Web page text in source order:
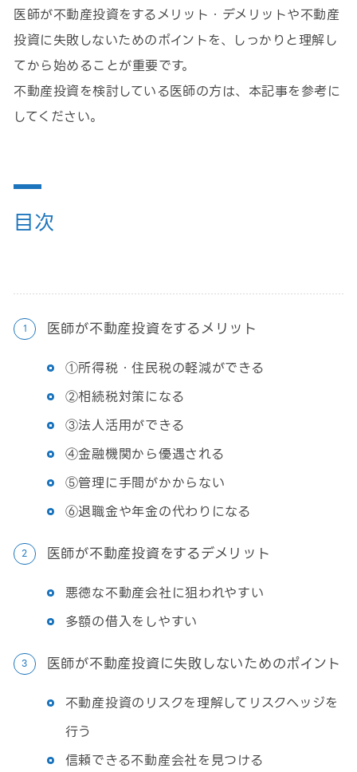
医師が不動産投資をするメリット・デメリットや不動産
投資に失敗しないためのポイントを、しっかりと理解し
てから始めることが重要です。
不動産投資を検討している医師の方は、本記事を参考に
してください。
目次
医師が不動産投資をするメリット
①所得税・住民税の軽減ができる
②相続税対策になる
③法人活用ができる
④金融機関から優遇される
⑤管理に手間がかからない
⑥退職金や年金の代わりになる
医師が不動産投資をするデメリット
悪徳な不動産会社に狙われやすい
多額の借入をしやすい
医師が不動産投資に失敗しないためのポイント
不動産投資のリスクを理解してリスクヘッジを
行う
信頼できる不動産会社を見つける